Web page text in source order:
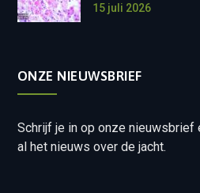
15 juli 2026
ONZE NIEUWSBRIEF
Schrijf je in op onze nieuwsbrief
al het nieuws over de jacht.